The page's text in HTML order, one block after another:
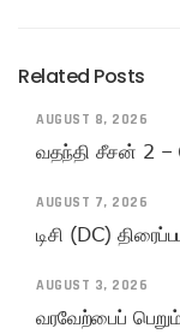
Related Posts
AUGUST 8, 2026
வதந்தி சீசன் 2 –
AUGUST 7, 2026
டிசி (DC)
AUGUST 3, 2026
வரவேற்பைப்